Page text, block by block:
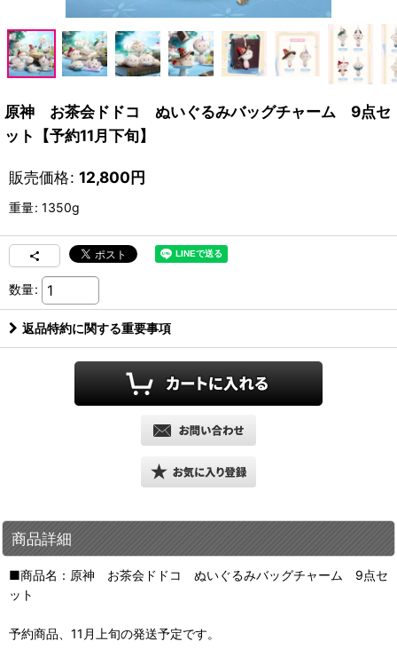
原神 お茶会ドドコ ぬいぐるみバッグチャーム 9点セ
ット【予約11月下旬】
販売価格: 12,800円
重量: 1350g
数量:
返品特約に関する重要事項
商品詳細
■商品名：原神 お茶会ドドコ ぬいぐるみバッグチャーム 9点セ
ット
予約商品、11月上旬の発送予定です。